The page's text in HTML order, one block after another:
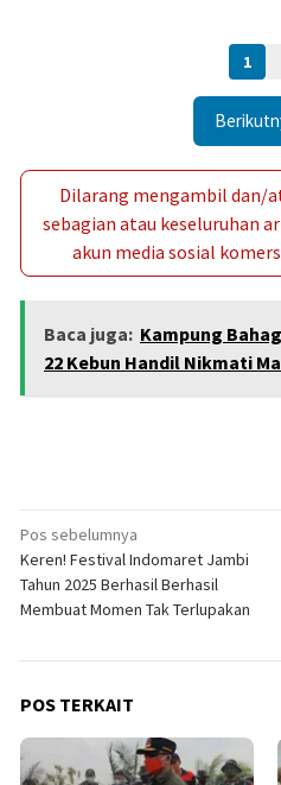
1
Dilarang mengambil dan/
sebagian atau keseluruhan
akun media sosial
Baca juga: Kampung
22 Kebun Handil Nikmati
Navigasi
pos
Pos sebelumnya
Keren! Festival Indomaret Jambi
Tahun 2025 Berhasil Berhasil
Membuat Momen Tak Terlupakan
POS TERKAIT